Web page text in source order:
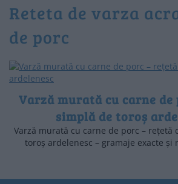
reteta de varza acra cu carne
de porc
Varză murată cu carne
simplă de toroș
Varză murată cu carne de porc –
toroș ardelenesc – gramaje exacte